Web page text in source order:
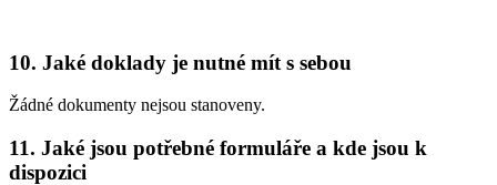
10. Jaké doklady je nutné mít s sebou
Žádné dokumenty nejsou stanoveny.
11. Jaké jsou potřebné formuláře a kde jsou k
dispozici